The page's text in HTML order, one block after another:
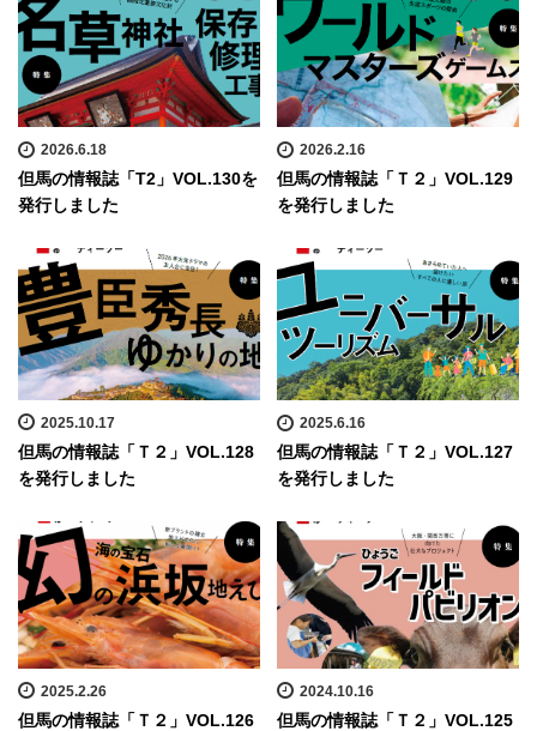
2026.6.18
但馬の情報誌「T2」VOL.130を
発行しました
2026.2.16
但馬の情報誌「Ｔ２」VOL.129
を発行しました
2025.10.17
但馬の情報誌「Ｔ２」VOL.128
を発行しました
2025.6.16
但馬の情報誌「Ｔ２」VOL.127
を発行しました
2025.2.26
但馬の情報誌「Ｔ２」VOL.126
2024.10.16
但馬の情報誌「Ｔ２」VOL.125